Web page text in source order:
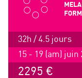
32h / 4.5 jours
15 - 19 (am) juin
2295 €